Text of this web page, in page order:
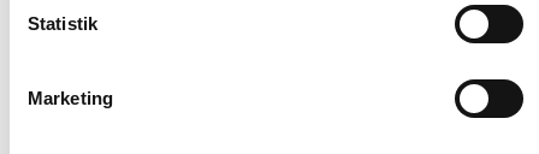
Statistik
Marketing